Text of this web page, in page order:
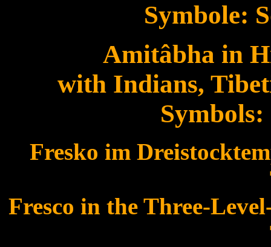
Symbole:
Amitâbha in
with Indians,
Symbols:
Fresko im
Fresco in the Three-